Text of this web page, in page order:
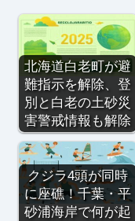
北海道白老町が避
難指示を解除、登
別と白老の土砂災
害警戒情報も解除
クジラ4頭が同時
に座礁！千葉・平
砂浦海岸で何が起